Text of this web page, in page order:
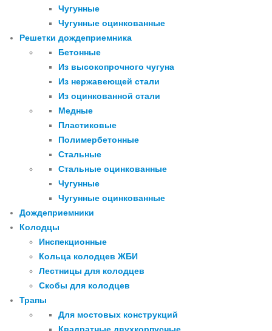
Чугунные
Чугунные оцинкованные
Решетки дождеприемника
Бетонные
Из высокопрочного чугуна
Из нержавеющей стали
Из оцинкованной стали
Медные
Пластиковые
Полимербетонные
Стальные
Стальные оцинкованные
Чугунные
Чугунные оцинкованные
Дождеприемники
Колодцы
Инспекционные
Кольца колодцев ЖБИ
Лестницы для колодцев
Скобы для колодцев
Трапы
Для мостовых конструкций